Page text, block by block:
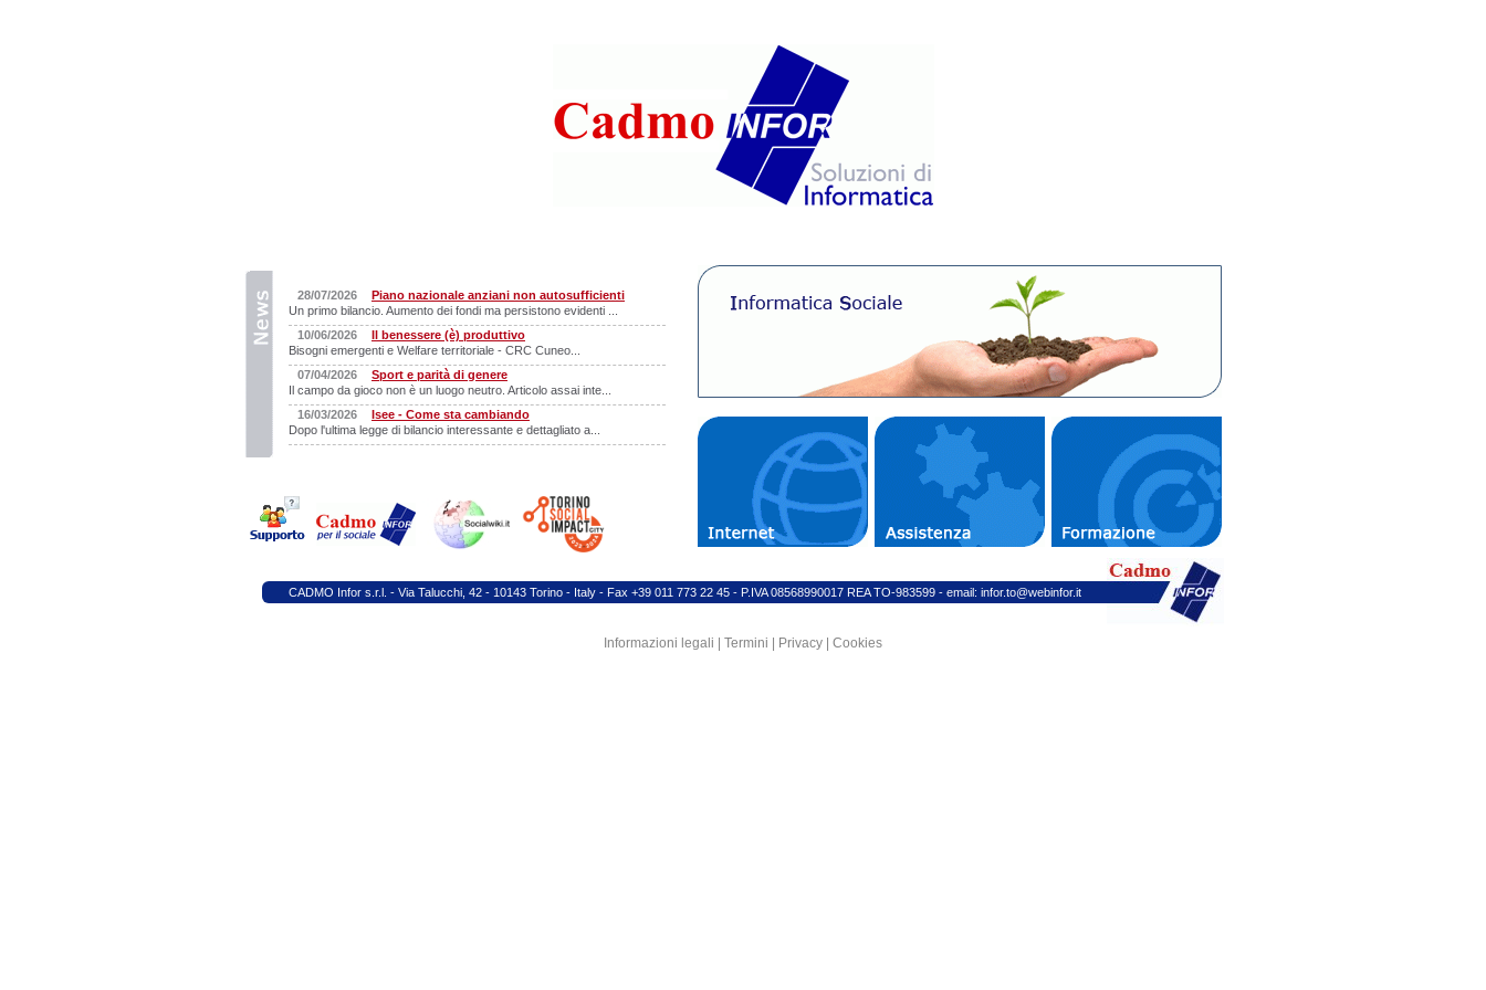
28/07/2026
Piano nazionale anziani non autosufficienti
Un primo bilancio. Aumento dei fondi ma persistono evidenti ...
10/06/2026
Il benessere (è) produttivo
Bisogni emergenti e Welfare territoriale - CRC Cuneo...
07/04/2026
Sport e parità di genere
Il campo da gioco non è un luogo neutro. Articolo assai inte...
16/03/2026
Isee - Come sta cambiando
Dopo l'ultima legge di bilancio interessante e dettagliato a...
CADMO Infor s.r.l. - Via Talucchi, 42 - 10143 Torino - Italy - Fax +39 011 773 22 45 - P.IVA 08568990017REA TO-983599 - email: infor.to@webinfor.it
Informazioni legali | Termini | Privacy | Cookies